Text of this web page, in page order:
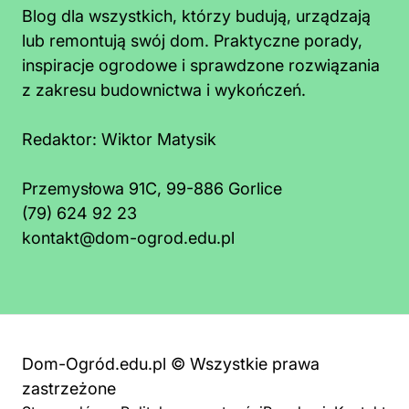
Blog dla wszystkich, którzy budują, urządzają
lub remontują swój dom. Praktyczne porady,
inspiracje ogrodowe i sprawdzone rozwiązania
z zakresu budownictwa i wykończeń.
Redaktor: Wiktor Matysik
Przemysłowa 91C, 99-886 Gorlice
(79) 624 92 23
kontakt@dom-ogrod.edu.pl
Dom-Ogród.edu.pl © Wszystkie prawa
zastrzeżone